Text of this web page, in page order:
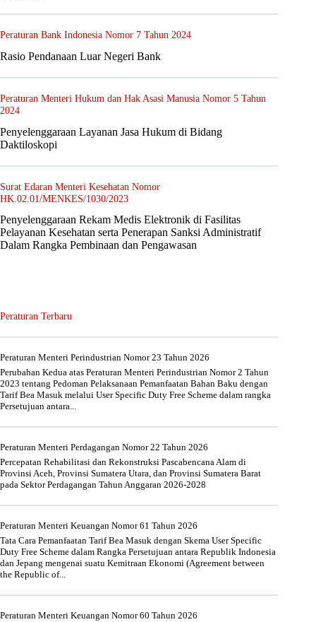
Peraturan Bank Indonesia Nomor 7 Tahun 2024
Rasio Pendanaan Luar Negeri Bank
Peraturan Menteri Hukum dan Hak Asasi Manusia Nomor 5 Tahun
2024
Penyelenggaraan Layanan Jasa Hukum di Bidang
Daktiloskopi
Surat Edaran Menteri Kesehatan Nomor
HK.02.01/MENKES/1030/2023
Penyelenggaraan Rekam Medis Elektronik di Fasilitas
Pelayanan Kesehatan serta Penerapan Sanksi Administratif
Dalam Rangka Pembinaan dan Pengawasan
Peraturan Terbaru
Peraturan Menteri Perindustrian Nomor 23 Tahun 2026
Perubahan Kedua atas Peraturan Menteri Perindustrian Nomor 2 Tahun
2023 tentang Pedoman Pelaksanaan Pemanfaatan Bahan Baku dengan
Tarif Bea Masuk melalui User Specific Duty Free Scheme dalam rangka
Persetujuan antara...
Peraturan Menteri Perdagangan Nomor 22 Tahun 2026
Percepatan Rehabilitasi dan Rekonstruksi Pascabencana Alam di
Provinsi Aceh, Provinsi Sumatera Utara, dan Provinsi Sumatera Barat
pada Sektor Perdagangan Tahun Anggaran 2026-2028
Peraturan Menteri Keuangan Nomor 61 Tahun 2026
Tata Cara Pemanfaatan Tarif Bea Masuk dengan Skema User Specific
Duty Free Scheme dalam Rangka Persetujuan antara Republik Indonesia
dan Jepang mengenai suatu Kemitraan Ekonomi (Agreement between
the Republic of...
Peraturan Menteri Keuangan Nomor 60 Tahun 2026